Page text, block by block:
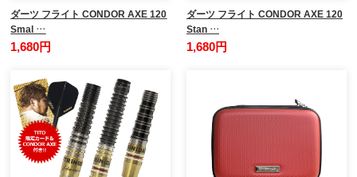
ダーツ フライト CONDOR AXE 120
Smal …
1,680円
ダーツ フライト CONDOR AXE 120
Stan …
1,680円